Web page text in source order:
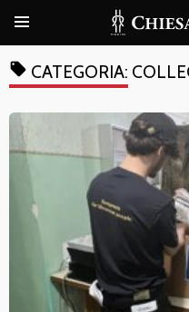
local_offer CATEGORIA: